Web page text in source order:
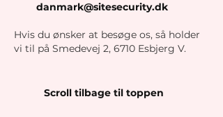
danmark@sitesecurity.dk
Hvis du ønsker at besøge os, så holder
vi til på Smedevej 2, 6710 Esbjerg V.
Scroll tilbage til toppen